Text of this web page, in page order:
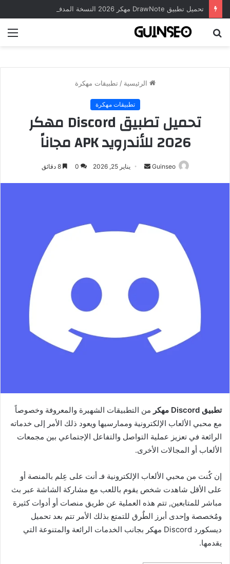
الرئيسية / تطبيقات مهكرة
تطبيقات مهكرة
تحميل تطبيق Discord مهكر
2026 للأندرويد APK مجاناً
Guinseo
أرسليناير 25, 2026 0 8 دقائق
تطبيق Discord مهكر
من التطبيقات الشهيرة والمعروفة وخصوصاً
مع محبي الألعاب الإلكترونية وممارسيها ويعود ذلك الأمر إلى خدماته
الرائعة في تعزيز عملية التواصل والتفاعل الإجتماعي بين مجمعات
الألعاب أو المجالات الأخرى.
إن كٌنت من محبي الألعاب الإلكترونية فـ أنت على عِلم بالمنصة أو
على الأقل شاهدت شخص يقوم باللعب مع مشاركة الشاشة عبر بث
مباشر للمتابعين, تتم هذه العملية عن طريق منصات أو أدوات كثيرة
ومٌخصصة وإحدى أبرز الطٌرق للتمتع بذلك الأمر تتم بعد تحميل
ديسكورد Discord مهكر بجانب الخدمات الرائعة والمتنوعة التي
يقدمها.